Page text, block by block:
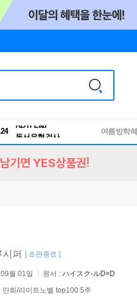
독서유형검사
RBTI Lab
여름방학
기면 YES상품권!
퍼 [ 초판종료 ]
월 01일 원서 : ハイスク-ルD×D
만화/라이트노벨 top100 5주